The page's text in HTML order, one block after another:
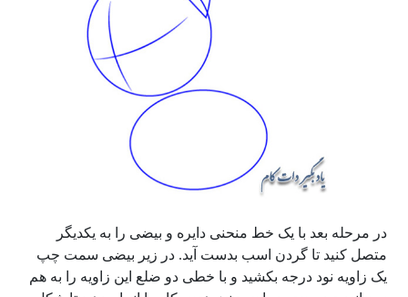
در مرحله بعد با یک خط منحنی دایره و بیضی را به یکدیگر
متصل کنید تا گردن اسب بدست آید. در زیر بیضی سمت چپ
یک زاویه نود درجه بکشید و با خطی دو ضلع این زاویه را به هم